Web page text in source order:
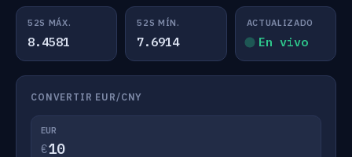
52S MÁX.
8.4581
52S MÍN.
7.6914
ACTUALIZADO
En vivo
CONVERTIR EUR/CNY
EUR
€